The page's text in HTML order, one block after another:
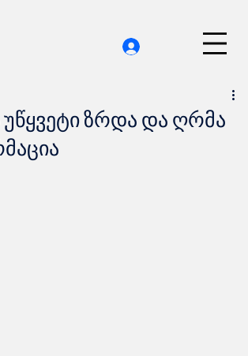
უწყვეტი ზრდა და ღრმა